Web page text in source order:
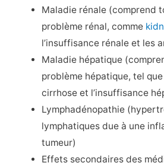
Maladie rénale (comprend
problème rénal, comme
l’insuffisance rénale et les
Maladie hépatique
problème hépatique, tel que
cirrhose et l’insuffisance
Lymphadénopathie
lymphatiques due à une
tumeur)
Effets secondaires des